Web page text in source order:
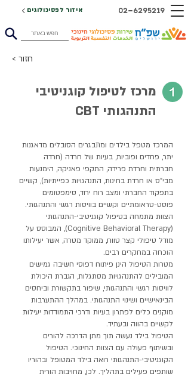
איזור לפסיכולוגים 02-6295219
< חזור
מרכז לטיפול קוגניטיבי
התנהגותי CBT
המרכז מטפל בילדים ומתבגרים הסובלים מדאגנות
יתר, פחדים ופוביות, בעיות של חרדה (חרדה
חברתית וחרדת פרידה, התקפי פאניקה, הימנעות
מבי"ס או חרדת בחינות, התנהגויות כפייתיות), קשיים
בתפקוד החברתי ומצב רוח ירוד, סימפטומים
פוסט-טראומתיים וקשיים בוויסות רגשי והתנהגותי.
הצוות מתמחה בטיפול קוגניטיבי-התנהגותי
(Cognitive Behavioral Therapy), המבוסס על
מודל טיפולי קצר טווח, ממוקד מטרה, אשר יעילותו
הוכחה במחקרים רבים.
מטרות הטיפול הינן פיתוח דפוסי חשיבה גמישים
המובילים להתנהגויות מסתגלות, הגברת היכולת
לוויסות רגשי והתנהגותי, שיפור בתקשורת וביחסים
הבינאישיים ושינוי התנהגותי. במהלך ההתערבות
מוקנים כלים לפתרון בעיות ודרכי התמודדות יעילות
לקשיים בהווה ובעתיד.
הטיפול בילד נעשה תוך מתן הדרכה להורים
ובשיתוף פעולה עם הצוות החינוכי. הטיפול
הקוגניטיבי-התנהגותי רואה בילד המטופל ובהוריו
שותפים פעילים בתהליך. לכן, מחויבות הורית